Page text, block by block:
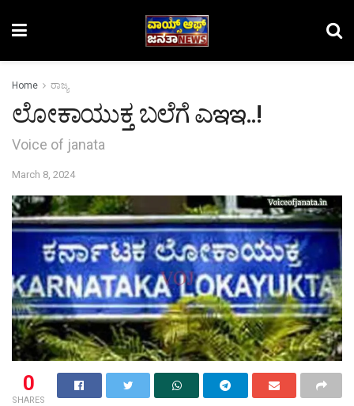
Home ರಾಜ್ಯ
ಲೋಕಾಯುಕ್ತ ಬಲೆಗೆ ಎఇఇ..!
Voice of janata
March 8, 2024
0
SHARES